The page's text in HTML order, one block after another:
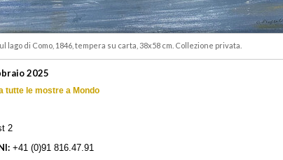
lago di Como, 1846, tempera su carta, 38x58 cm. Collezione privata.
2025
tutte le mostre a Mondo
2
+41 (0)91 816.47.91